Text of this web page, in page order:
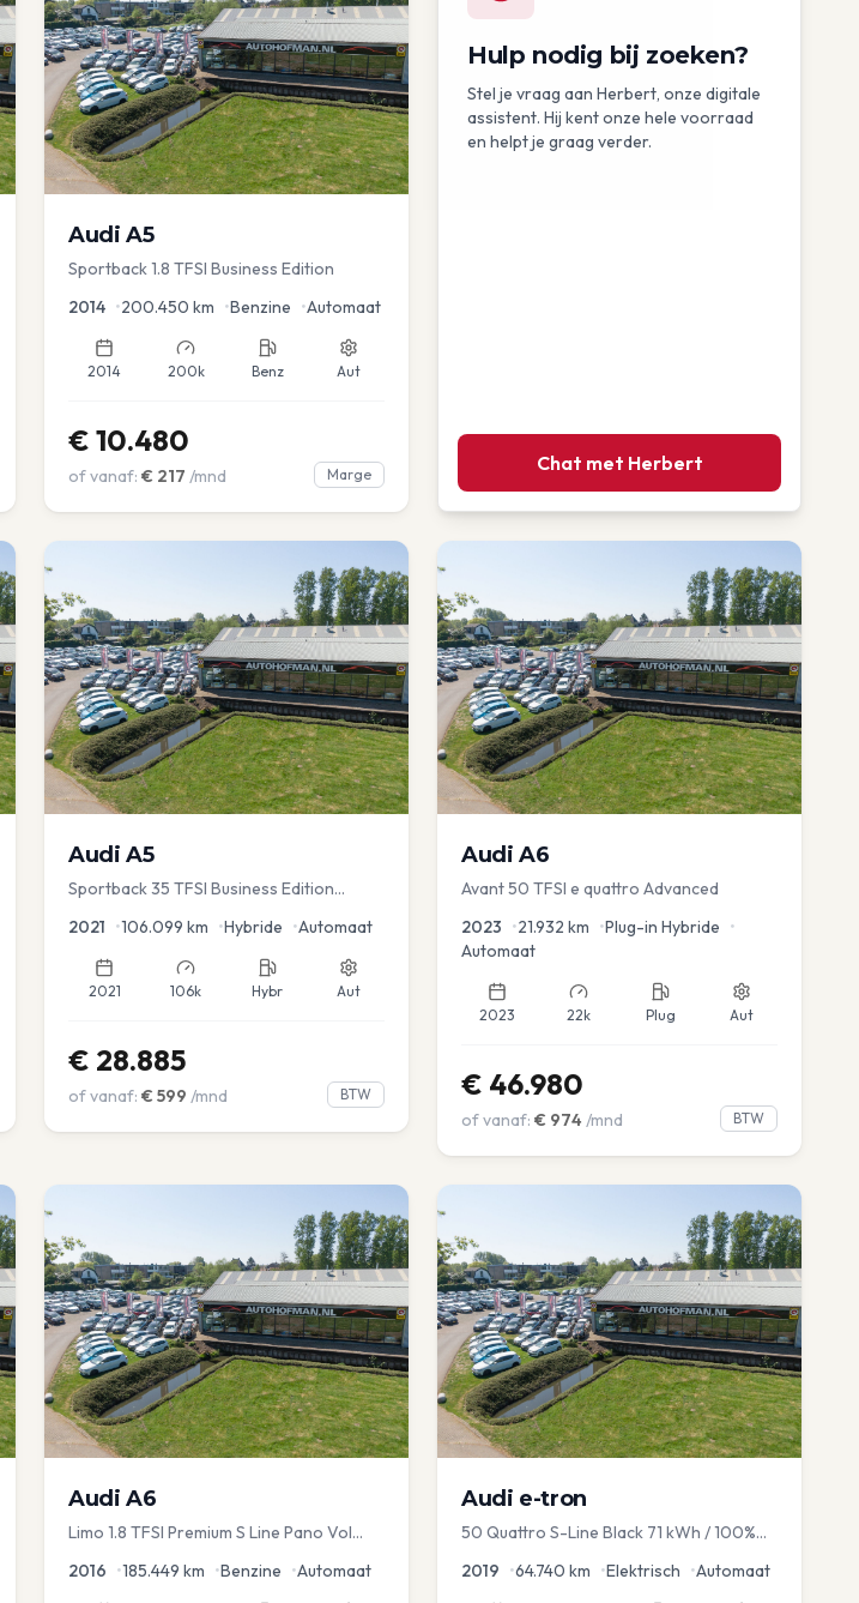
Audi A5
Sportback 1.8 TFSI Business Edition
2014 •200.450 km •Benzine •Automaat
2014 200k Benz Aut
€ 10.480
of vanaf: € 217 /mnd Marge
Hulp nodig bij zoeken?
Stel je vraag aan Herbert, onze digitale
assistent. Hij kent onze hele voorraad
en helpt je graag verder.
Chat met Herbert
Audi A5
Sportback 35 TFSI Business Edition
2021 •106.099 km •Hybride •Automaat
2021 106k Hybr Aut
€ 28.885
of vanaf: € 599 /mnd BTW
Audi A6
Avant 50 TFSI e quattro Advanced
2023 •21.932 km •Plug-in Hybride •
Automaat
2023 22k Plug Aut
€ 46.980
of vanaf: € 974 /mnd BTW
Audi A6
Limo 1.8 TFSI Premium S Line Pano Vol
aKlep
2016 •185.449 km •Benzine •Automaat
Audi e-tron
50 Quattro S-Line Black 71 kWh / 100%
2019 •64.740 km •Elektrisch •Automaat